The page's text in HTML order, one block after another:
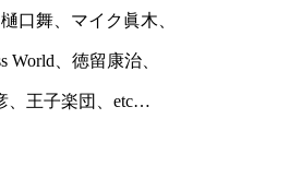
口舞、マイク眞木、
World、徳留康治、
、王子楽団、etc…